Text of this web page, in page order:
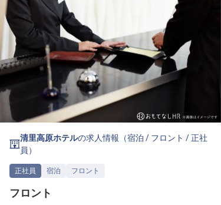
就職・転職 合同説明会
おもてなしHRについて
ご利用の流れ
よくある質問
ホテル・宿泊業界情報コラム
無料 転職サポートに申し込む
清里高原ホテルの求人情報（宿泊 / フロント /正社
員 ）
正社員 宿泊 フロント
フロント